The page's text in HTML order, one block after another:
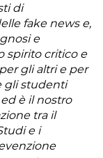
di
fake news e,
e
spirito critico e
gli altri e per
gli studenti
è il nostro
tra il
e i